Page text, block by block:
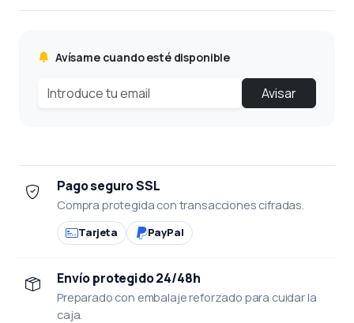
Avísame cuando esté disponible
Avisar
Pago seguro SSL
Compra protegida con transacciones cifradas.
Tarjeta PayPal
Envío protegido 24/48h
Preparado con embalaje reforzado para cuidar la
caja.